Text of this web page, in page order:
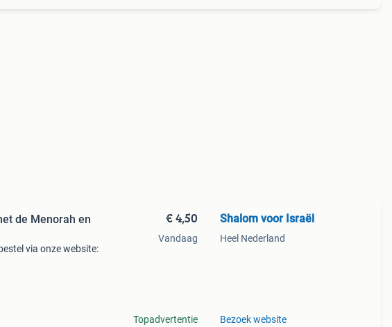
de Menorah en
via onze website:
€ 4,50
Vandaag
Topadvertentie
Shalom voor Israël
Heel Nederland
Bezoek website